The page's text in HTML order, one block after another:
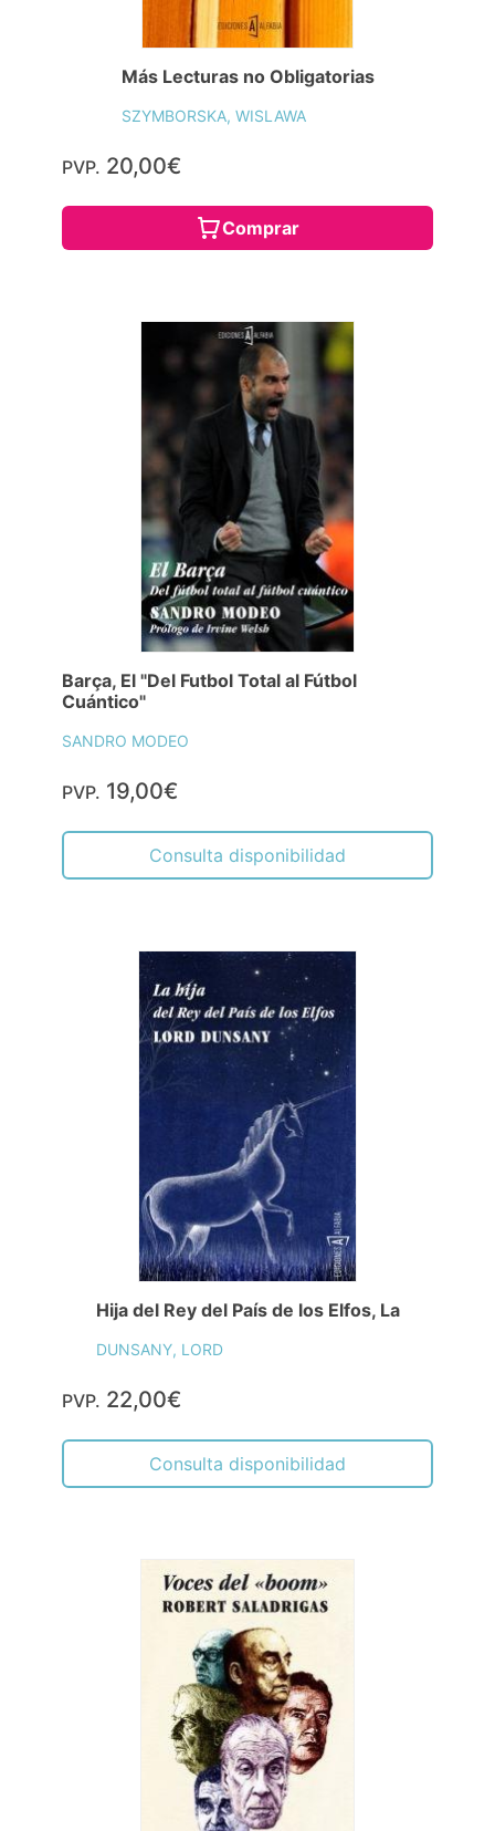
Más Lecturas no Obligatorias
SZYMBORSKA, WISLAWA
PVP. 20,00€
Comprar
Barça, El "Del Futbol Total al Fútbol
Cuántico"
SANDRO MODEO
PVP. 19,00€
Consulta disponibilidad
Hija del Rey del País de los Elfos, La
DUNSANY, LORD
PVP. 22,00€
Consulta disponibilidad